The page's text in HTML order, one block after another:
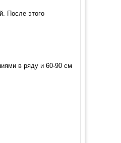
После этого
в ряду и 60-90 см